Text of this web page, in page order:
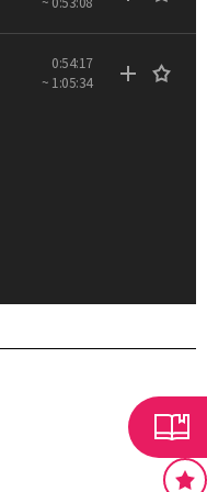
0:54:17
~ 1:05:34